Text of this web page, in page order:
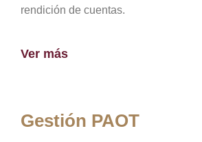
rendición de cuentas.
Ver más
Gestión PAOT